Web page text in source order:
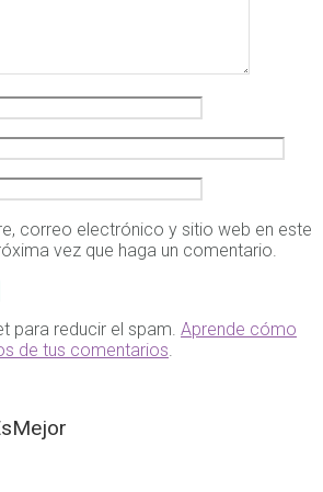
correo electrónico y sitio web en este
vez que haga un comentario.
para reducir el spam. Aprende cómo
de tus comentarios